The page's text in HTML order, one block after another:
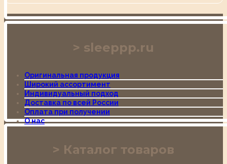
sleeppp.ru
Оригинальная продукция
Широкий ассортимент
Индивидуальный подход
Доставка по всей России
Оплата при получении
О нас
Каталог товаров